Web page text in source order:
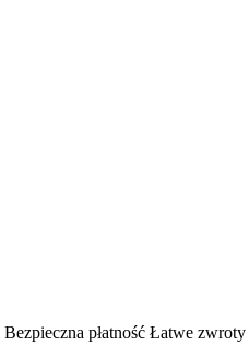
Bezpieczna płatność Łatwe zwroty